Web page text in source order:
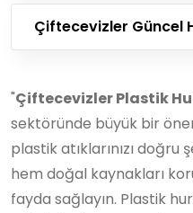
Çiftecevizler Güncel
"Çiftecevizler Plastik
sektöründe büyük bir
plastik atıklarınızı
hem doğal kaynakları
fayda sağlayın. Plastik